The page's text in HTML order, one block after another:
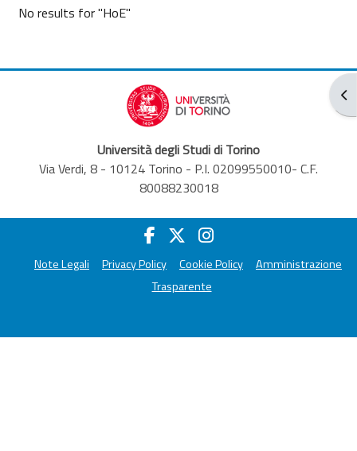
No results for "HoE"
Università degli Studi di Torino
Via Verdi, 8 - 10124 Torino - P.I. 02099550010- C.F.
80088230018
Note Legali Privacy Policy Cookie Policy
Amministrazione
Trasparente